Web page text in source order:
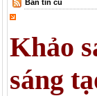
Bản tin cũ
Khảo
sáng